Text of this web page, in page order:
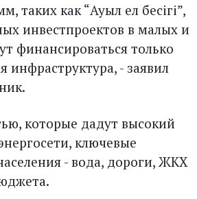
таких как “Ауыл ел бесігі”,
инвестпроектов в малых и
финансироваться только
инфраструктура, - заявил
которые дадут высокий
ключевые
- вода, дороги, ЖКХ